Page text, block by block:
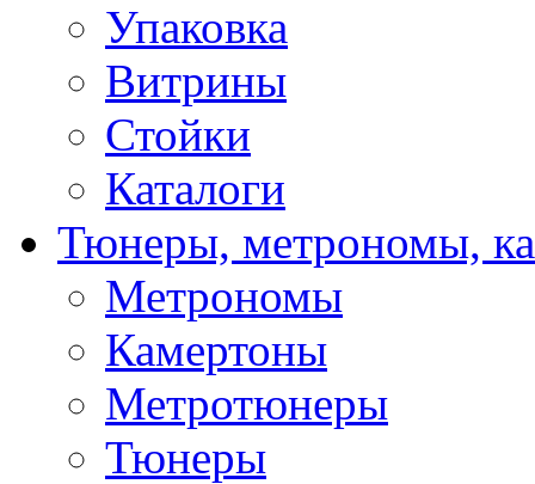
Упаковка
Витрины
Стойки
Каталоги
Тюнеры, метрономы,
Метрономы
Камертоны
Метротюнеры
Тюнеры